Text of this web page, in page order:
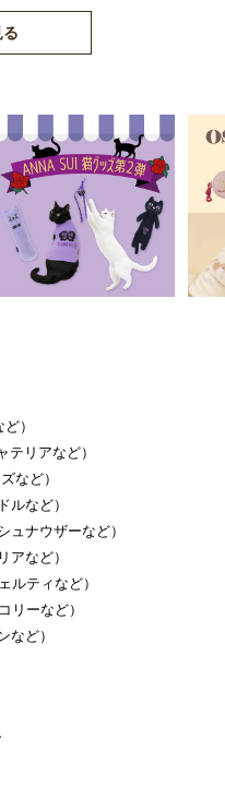
る
）
テリアなど）
など）
ルなど）
ュナウザーなど）
アなど）
ルティなど）
リーなど）
など）